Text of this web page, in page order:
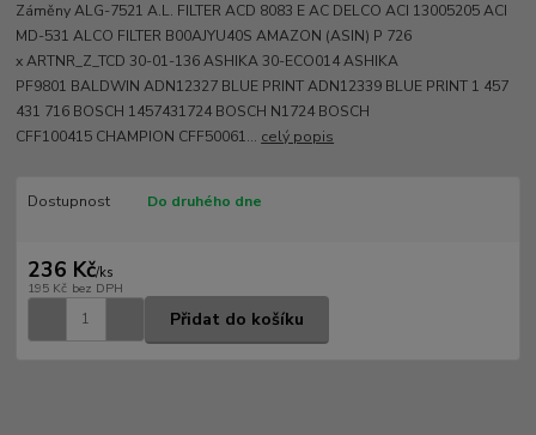
Záměny ALG-7521 A.L. FILTER ACD 8083 E AC DELCO ACI 13005205 ACI
MD-531 ALCO FILTER B00AJYU40S AMAZON (ASIN) P 726
x ARTNR_Z_TCD 30-01-136 ASHIKA 30-ECO014 ASHIKA
PF9801 BALDWIN ADN12327 BLUE PRINT ADN12339 BLUE PRINT 1 457
431 716 BOSCH 1457431724 BOSCH N1724 BOSCH
CFF100415 CHAMPION CFF50061... celý popis
Dostupnost Do druhého dne
236 Kč/ks
195 Kč bez DPH
Přidat do košíku